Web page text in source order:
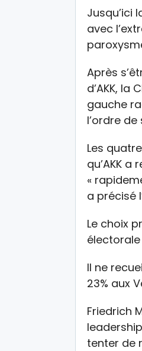
Jusqu’ici
avec
Après
d’AKK,
gauche
l’ordre
Les
qu’AKK
«
a précisé
Le choix
électorale
Il ne
23% aux
Friedrich
tenter de